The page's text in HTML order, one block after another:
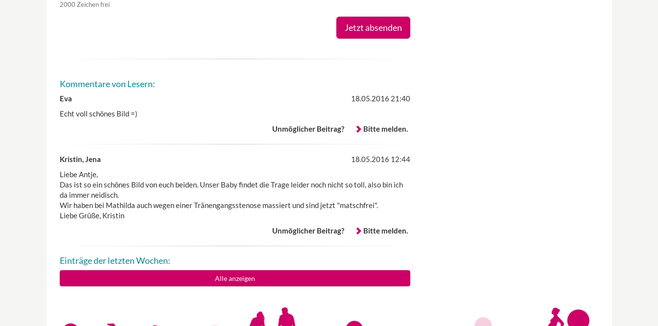
2000 Zeichen frei
Jetzt absenden
Kommentare von Lesern:
Eva
18.05.2016 21:40
Echt voll schönes Bild =)
Unmöglicher Beitrag?
Bitte melden.
Kristin, Jena
18.05.2016 12:44
Liebe Antje,
Das ist so ein schönes Bild von euch beiden. Unser Baby findet die Trage leider noch nicht so toll, also bin ich
da immer neidisch.
Wir haben bei Mathilda auch wegen einer Tränengangsstenose massiert und sind jetzt "matschfrei".
Liebe Grüße, Kristin
Unmöglicher Beitrag?
Bitte melden.
Einträge der letzten Wochen:
Alle anzeigen